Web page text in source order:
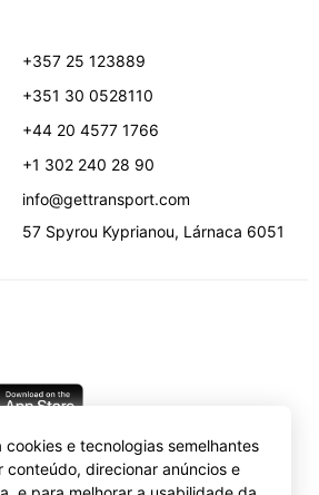
+357 25 123889
+351 30 0528110
+44 20 4577 1766
+1 302 240 28 90
info@gettransport.com
57 Spyrou Kyprianou, Lárnaca 6051
Limited. GetTransport®
cookies e tecnologias semelhantes
conteúdo, direcionar anúncios e